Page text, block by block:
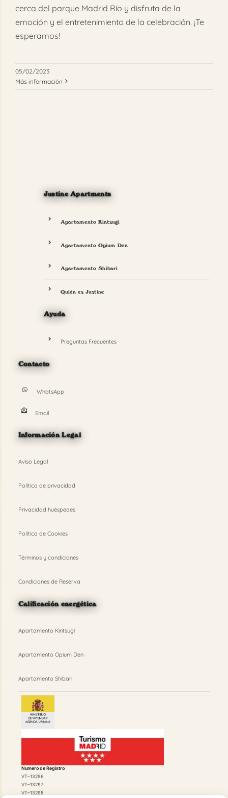
cerca del parque Madrid Río y disfruta de la
emoción y el entretenimiento de la celebración. ¡Te
esperamos!
05/02/2023
Más información
Justine Apartments
Apartamento Kintsugi
Apartamento Opium Den
Apartamento Shibari
Quién es Justine
Ayuda
Preguntas Frecuentes
Contacto
WhatsApp
Email
Información Legal
Aviso Legal
Política de privacidad
Privacidad huéspedes
Política de Cookies
Términos y condiciones
Condiciones de Reserva
Calificación energética
Apartamento Kintsugi
Apartamento Opium Den
Apartamento Shibari
Numero de Registro
VT–13296
VT–13297
VT–13298